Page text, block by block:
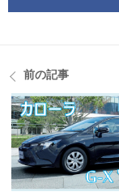
前の記事